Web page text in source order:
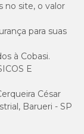
no site, o valor
para suas
à Cobasi.
E
César
Barueri - SP